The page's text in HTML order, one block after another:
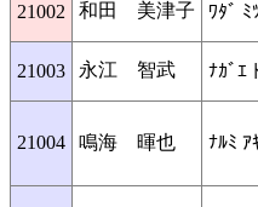
21002 和田 美津子 ﾜﾀﾞ ﾐ
21003 永江 智武 ﾅｶﾞｴ
21004 鳴海 暉也 ﾅﾙﾐ ｱ